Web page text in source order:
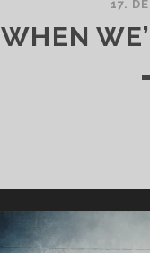
17.
WHEN